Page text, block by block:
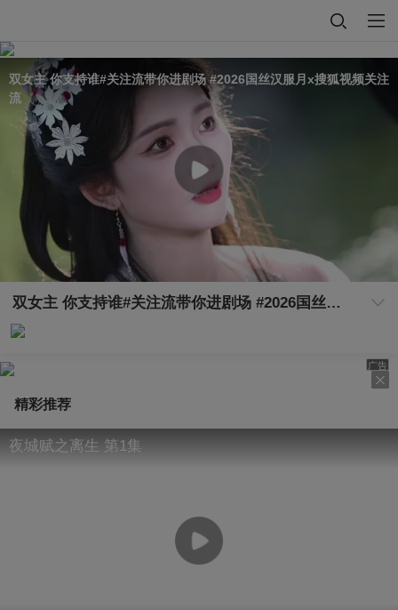
双女主 你支持谁#关注流带你进剧场 #2026国丝汉服月x搜狐视频关注
流
双女主 你支持谁#关注流带你进剧场 #2026国丝汉服月x搜狐视频关注流
广告
精彩推荐
夜城赋之离生 第1集